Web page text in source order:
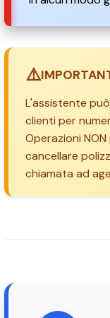
⚠️
L'assistente può
clienti per
Operazioni
cancellare
chiamata ad